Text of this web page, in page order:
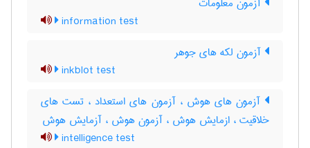
information test
آزمون لکه های جوهر
inkblot test
آزمون های هوش ، آزمون های استعداد ، تست های
خلاقیت ، ازمایش هوش ، آزمون هوش ، آزمایش هوش
intelligence test